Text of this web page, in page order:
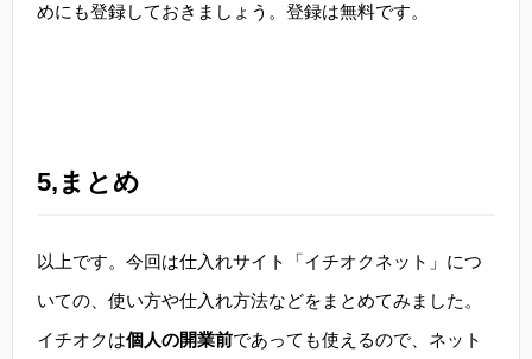
めにも登録しておきましょう。登録は無料です。
5,まとめ
以上です。今回は仕入れサイト「イチオクネット」につ
いての、使い方や仕入れ方法などをまとめてみました。
イチオクは個人の開業前であっても使えるので、ネット